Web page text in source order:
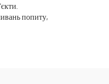
попиту,